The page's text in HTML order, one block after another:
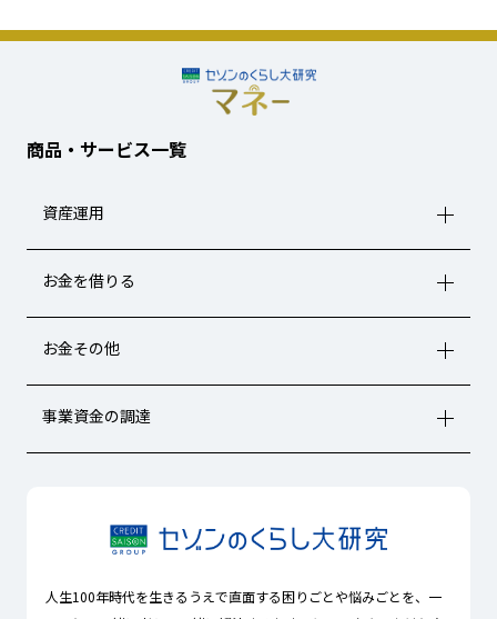
商品・サービス一覧
資産運用
お金を借りる
お金その他
事業資金の調達
人生100年時代を生きるうえで直面する困りごとや悩みごとを、一